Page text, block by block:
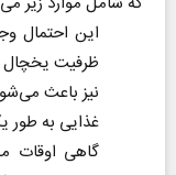
این احتمال
ظرفیت یخچال
نیز باعث
غذایی به طور
گاهی اوقات